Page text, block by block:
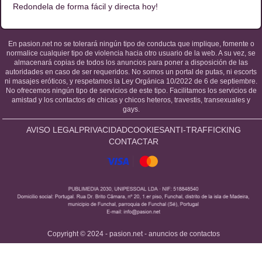
Redondela de forma fácil y directa hoy!
En pasion.net no se tolerará ningún tipo de conducta que implique, fomente o
normalice cualquier tipo de violencia hacia otro usuario de la web. A su vez, se
almacenará copias de todos los anuncios para poner a disposición de las
autoridades en caso de ser requeridos. No somos un portal de putas, ni escorts
ni masajes eróticos, y respetamos la Ley Orgánica 10/2022 de 6 de septiembre.
No ofrecemos ningún tipo de servicios de este tipo. Facilitamos los servicios de
amistad y los contactos de chicas y chicos heteros, travestis, transexuales y
gays.
AVISO LEGAL PRIVACIDADCOOKIESANTI-TRAFFICKING
CONTACTAR
Copyright © 2024 - pasion.net - anuncios de contactos